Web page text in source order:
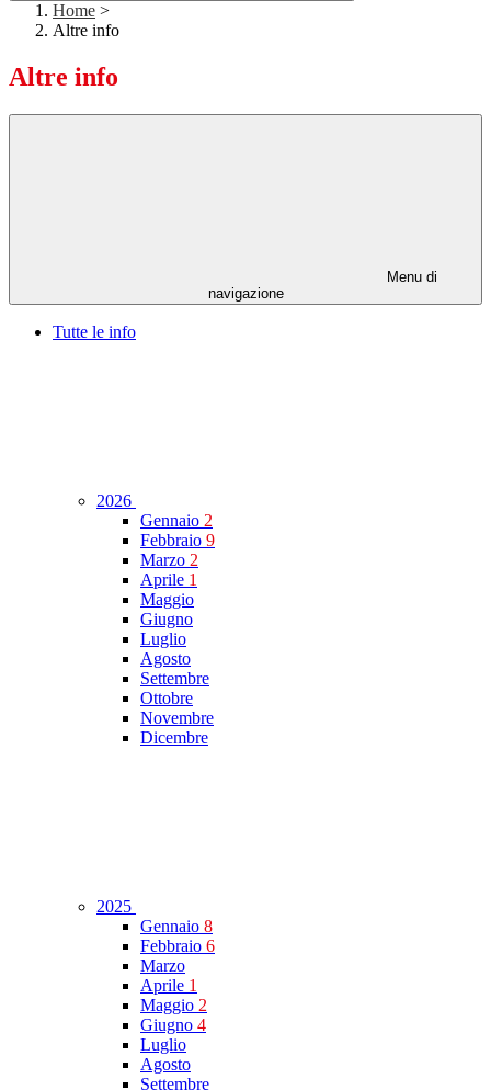
Home >
Altre info
Altre info
Menu di
navigazione
Tutte le info
2026
Gennaio 2
Febbraio 9
Marzo 2
Aprile 1
Maggio
Giugno
Luglio
Agosto
Settembre
Ottobre
Novembre
Dicembre
2025
Gennaio 8
Febbraio 6
Marzo
Aprile 1
Maggio 2
Giugno 4
Luglio
Agosto
Settembre